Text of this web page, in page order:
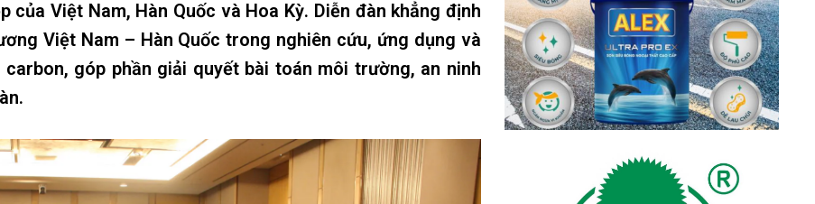
Việt Nam, Hàn Quốc và Hoa Kỳ. Diễn đàn khẳng định
Việt Nam – Hàn Quốc trong nghiên cứu, ứng dụng và
góp phần giải quyết bài toán môi trường, an ninh